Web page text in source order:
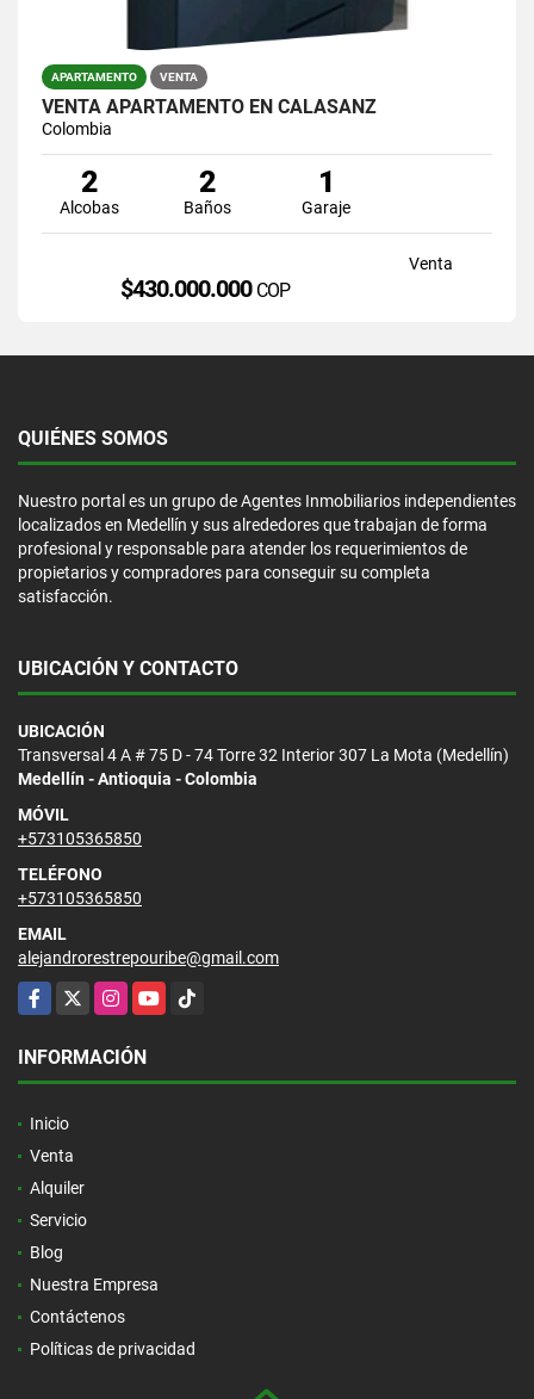
APARTAMENTO VENTA
VENTA APARTAMENTO EN CALASANZ
Colombia
2
Alcobas
2
Baños
1
Garaje
Venta
$430.000.000 COP
QUIÉNES SOMOS
Nuestro portal es un grupo de Agentes Inmobiliarios independientes
localizados en Medellín y sus alrededores que trabajan de forma
profesional y responsable para atender los requerimientos de
propietarios y compradores para conseguir su completa
satisfacción.
UBICACIÓN Y CONTACTO
UBICACIÓN
Transversal 4 A # 75 D - 74 Torre 32 Interior 307 La Mota (Medellín)
Medellín - Antioquia - Colombia
MÓVIL
+573105365850
TELÉFONO
+573105365850
EMAIL
alejandrorestrepouribe@gmail.com
Facebook
X InstagramYouTubeTikTok
INFORMACIÓN
Inicio
Venta
Alquiler
Servicio
Blog
Nuestra Empresa
Contáctenos
Políticas de privacidad